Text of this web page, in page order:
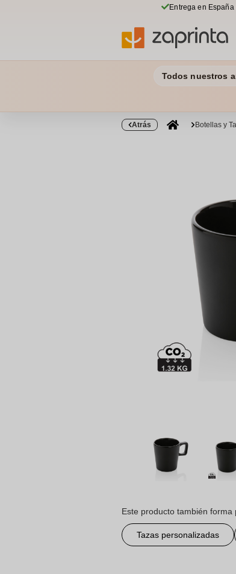
Entrega en
Todos nuestros
Atrás Botellas y
Este producto también
Tazas personalizadas